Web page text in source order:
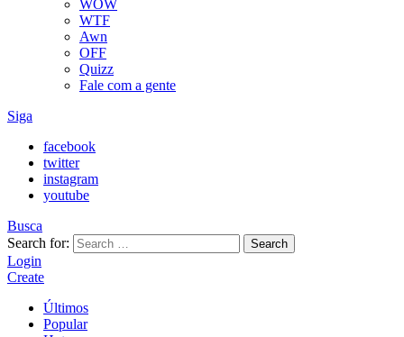
WOW
WTF
Awn
OFF
Quizz
Fale com a gente
Siga
facebook
twitter
instagram
youtube
Busca
Search for:
Search
Login
Create
Últimos
Popular